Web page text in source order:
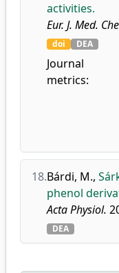
activities.
Eur. J. Med.
doi DEA
Journal
metrics:
18.Bárdi, M.,
phenol
Acta Physiol.
DEA